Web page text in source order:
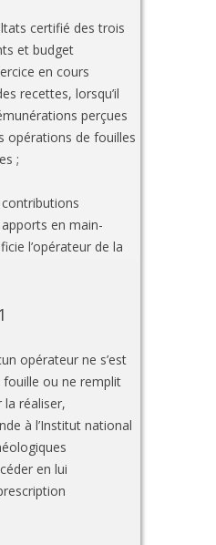
certifié des trois
et budget
en cours
recettes, lorsqu’il
perçues
opérations de fouilles
;
en main-
l’opérateur de la
opérateur ne s’est
ou ne remplit
réaliser,
à l’Institut national
en lui